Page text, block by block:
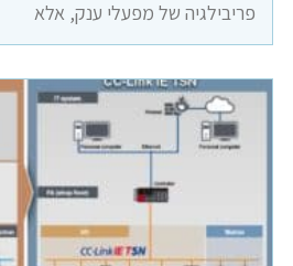
פריבילגיה של מפעלי ענק, אלא